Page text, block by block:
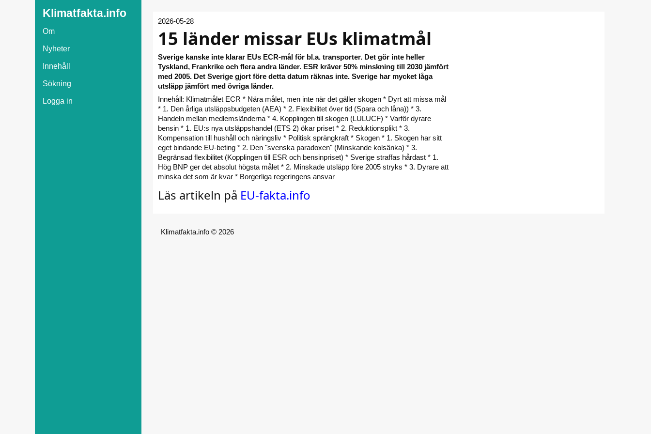
Klimatfakta.info
Om
Nyheter
Innehåll
Sökning
Logga in
2026-05-28
15 länder missar EUs klimatmål
Sverige kanske inte klarar EUs ECR-mål för bl.a. transporter. Det gör inte heller
Tyskland, Frankrike och flera andra länder. ESR kräver 50% minskning till 2030 jämfört
med 2005. Det Sverige gjort före detta datum räknas inte. Sverige har mycket låga
utsläpp jämfört med övriga länder.
Innehåll: Klimatmålet ECR * Nära målet, men inte när det gäller skogen * Dyrt att missa mål
* 1. Den årliga utsläppsbudgeten (AEA) * 2. Flexibilitet över tid (Spara och låna)) * 3.
Handeln mellan medlemsländerna * 4. Kopplingen till skogen (LULUCF) * Varför dyrare
bensin * 1. EU:s nya utsläppshandel (ETS 2) ökar priset * 2. Reduktionsplikt * 3.
Kompensation till hushåll och näringsliv * Politisk sprängkraft * Skogen * 1. Skogen har sitt
eget bindande EU-beting * 2. Den "svenska paradoxen" (Minskande kolsänka) * 3.
Begränsad flexibilitet (Kopplingen till ESR och bensinpriset) * Sverige straffas hårdast * 1.
Hög BNP ger det absolut högsta målet * 2. Minskade utsläpp före 2005 stryks * 3. Dyrare att
minska det som är kvar * Borgerliga regeringens ansvar
Läs artikeln på EU-fakta.info
Klimatfakta.info © 2026